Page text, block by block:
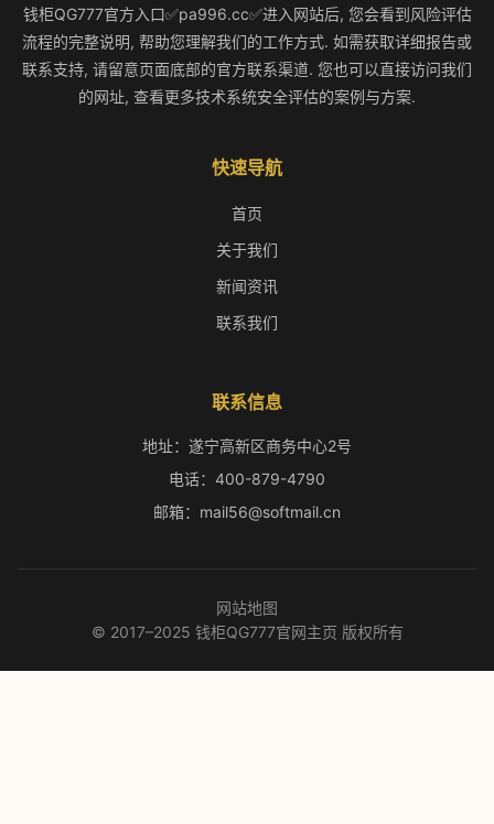
钱柜QG777官方入口✅pa996.cc✅进入网站后, 您会看到风险评估
流程的完整说明, 帮助您理解我们的工作方式. 如需获取详细报告或
联系支持, 请留意页面底部的官方联系渠道. 您也可以直接访问我们
的网址, 查看更多技术系统安全评估的案例与方案.
快速导航
首页
关于我们
新闻资讯
联系我们
联系信息
地址：遂宁高新区商务中心2号
电话：400-879-4790
邮箱：mail56@softmail.cn
网站地图
© 2017–2025 钱柜QG777官网主页 版权所有